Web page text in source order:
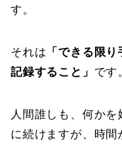
す。
それは 「できる限
記録すること」 です
人間誰しも、何か
に続けますが、時間